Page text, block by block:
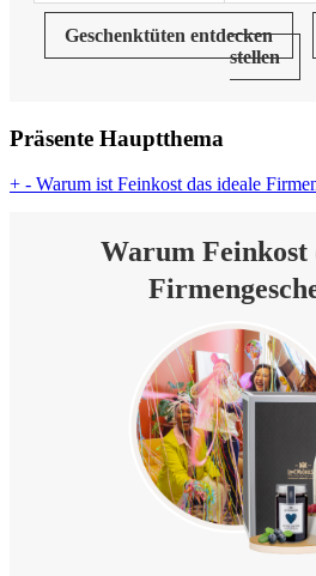
Geschenktüten entdecken
stellen
Präsente Hauptthema
+ - Warum ist Feinkost das ideale
Warum Feinkost